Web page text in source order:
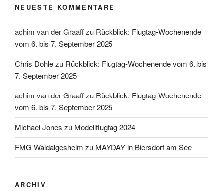
NEUESTE KOMMENTARE
achim van der Graaffzu Rückblick: Flugtag-Wochenende
vom 6. bis 7. September 2025
Chris Dohlezu Rückblick: Flugtag-Wochenende vom 6. bis
7. September 2025
achim van der Graaffzu Rückblick: Flugtag-Wochenende
vom 6. bis 7. September 2025
Michael Jones zu Modellflugtag 2024
FMG Waldalgesheim zu MAYDAY in Biersdorf am See
ARCHIV